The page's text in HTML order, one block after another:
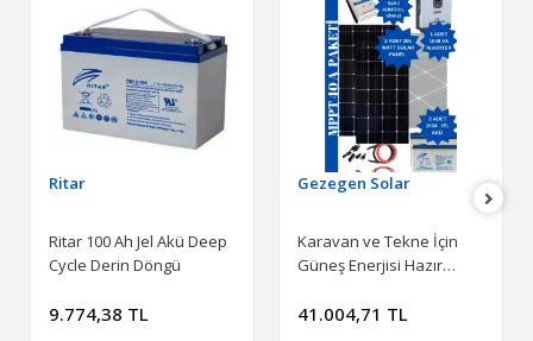
Ritar
Ritar 100 Ah Jel Akü Deep
Cycle Derin Döngü
9.774,38 TL
Gezegen Solar
Karavan ve Tekne İçin
Güneş Enerjisi Hazır
41.004,71 TL